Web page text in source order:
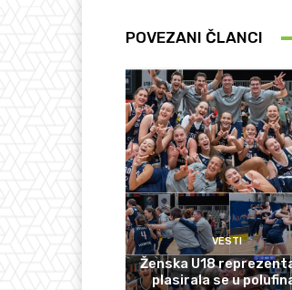
POVEZANI ČLANCI
VESTI
Ženska U18
plasirala se u